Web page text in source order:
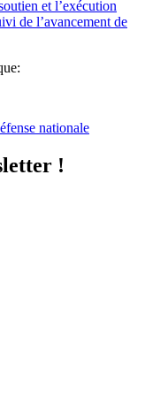
et l’exécution
de l’avancement de
nationale
!